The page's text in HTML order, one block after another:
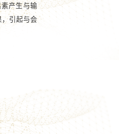
产生与输
引起与会